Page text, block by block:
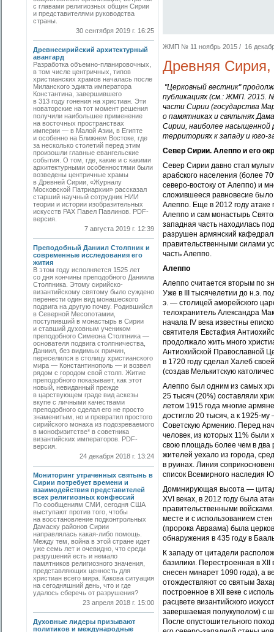
с главами религиозных общин Сирии
и представителями руководства
страны.
30 сентября 2019 г. 16:25
Древнесирийский архитектурный
авангард
Разработка объемно-планировочных,
в том числе центричных, типов
христианских храмов началась после
Миланского эдикта императора
Константина, завершившего
в 313 году гонения на христиан. Эти
новаторские на тот момент решения
получили наибольшее применение
на восточных пространствах
империи — в Малой Азии, в Египте
и особенно на Ближнем Востоке, где
за несколько столетий перед этим
произошли главные евангельские
события. О том, где, какие и с какими
архитектурными особенностями были
возведены центричные храмы
в Древней Сирии, «Журналу
Московской Патриархии» рассказал
старший научный сотрудник НИИ
теории и истории изобразительных
искусств РАХ Павел Павлинов. PDF-
версия.
7 августа 2019 г. 12:39
Преподобный Даниил Cтолпник и
современные исследования его
жития
В этом году исполняется 1525 лет
со дня кончины преподобного Даниила
Cтолпника. Этому сирийско-
византийскому святому было суждено
перенести один вид монашеского
подвига на другую почву. Родившийся
в Северной Месопотамии,
поступивший в монастырь в Сирии
и ставший духовным учеником
преподобного Симеона Столпника —
основателя подвига столпничества,
Даниил, без видимых причин,
переселился в столицу христианского
мира — Константинополь — и возвел
рядом с городом свой столп. Житие
преподобного показывает, как этот
новый, невиданный прежде
в царствующем граде вид аскезы
вкупе с личными качествами
преподобного сделал его не просто
знаменитым, но и превратил простого
сирийского монаха из подозреваемого
в монофизитстве* в советника
византийских императоров. PDF-
версия.
24 декабря 2018 г. 13:24
Мониторинг утраченных святынь в
Сирии потребует времени и
взаимодействия представителей
всех религиозных конфессий
По сообщениям СМИ, сегодня США
выступают против того, чтобы
на восстановление подконтрольных
Дамаску районов Сирии
направлялась какая-либо помощь.
Между тем, война в этой стране идет
уже семь лет и очевидно, что среди
разрушений есть и немало
памятников религиозного значения,
представляющих ценность для
христиан всего мира. Какова ситуация
на сегодняшний день, что и где
удалось сберечь от разрушения?
23 апреля 2018 г. 15:00
Духовные лидеры призывают
политиков и международные
ЖМП № 11 ноябрь 2015 / 16
Древняя
"Церковный вестник"
публикациях (см.: ЖМП. 2015.
части Сирии (государства
о памятниках и святынях
Сирии, наиболее насыщенной
территориях к западу и юго-
Север Сирии. Алеппо и его
Север Сирии давно стал
арабского населения (более
северо-востоку от Алеппо) и
сложившееся равновесие
Алеппо. Еще в 2012 году атаке
Алеппо и сам монастырь
западная часть находилась
разрушен армянский
правительственными силами
часть Алеппо.
Алеппо
Алеппо считается вторым по
Уже в III тысячелетии до н.э.
э. — столицей аморейского
телохранитель Александра
начала IV века известны
святителя Евстафия
продолжало жить много
Антиохийской Православной
в 1720 году сделал Халеб
(создав Мелькитскую
Алеппо был одним из самых
25 тысяч (20%) составляли
летом 1915 года многие
достигло 20 тысяч, а к 1925-
Советскую Армению. Перед
человек, из которых 11% были
свою площадь более чем в два
жителей уехало из города,
в руинах. Линия
список Всемирного наследия
Доминирующая высота —
XVI веках, в 2012 году была
правительственными
месте и с использованием
(пророка Авраама) была
обнаружения в 435 году в
К западу от цитадели
базилики. Перестроенная в XII
снесен минарет 1090 года), а
отождествляют со святым
построенное в XII веке с
расцвете византийского
завершаемая полукуполом) с
После опустошительного